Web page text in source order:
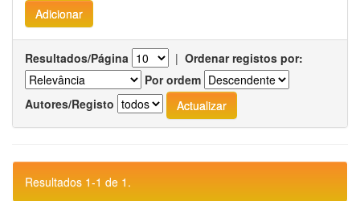
Resultados/Página | Ordenar registos por:
Por ordem
Autores/Registo
Resultados 1-1 de 1.